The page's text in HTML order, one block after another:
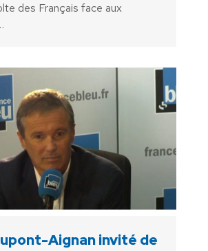
des Français face aux
Aignan invité de